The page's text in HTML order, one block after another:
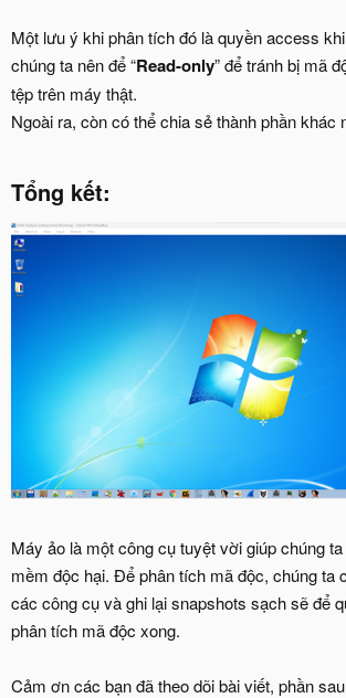
Một lưu ý khi phân tích đó là quyền access
chúng ta nên để “Read-only” để tránh bị mã
tệp trên máy thật.
Ngoài ra, còn có thể chia sẻ thành phần khác
Tổng kết:
Máy ảo là một công cụ tuyệt vời giúp chúng
mềm độc hại. Để phân tích mã độc, chúng ta
các công cụ và ghi lại snapshots sạch sẽ để
phân tích mã độc xong.
Cảm ơn các bạn đã theo dõi bài viết, phần